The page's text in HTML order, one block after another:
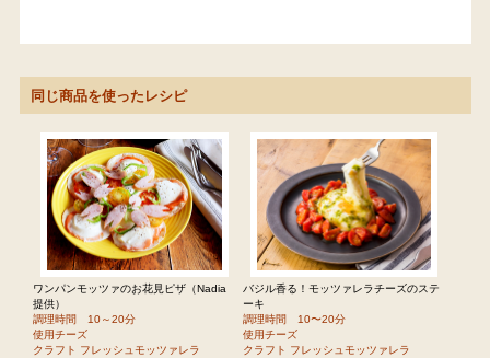
同じ商品を使ったレシピ
ワンパンモッツァのお花見ピザ（Nadia
提供）
調理時間 10～20分
使用チーズ
クラフト フレッシュモッツァレラ
バジル香る！モッツァレラチーズのステ
ーキ
調理時間 10〜20分
使用チーズ
クラフト フレッシュモッツァレラ